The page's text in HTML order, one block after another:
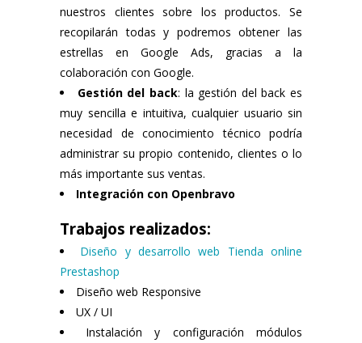
nuestros clientes sobre los productos. Se
recopilarán todas y podremos obtener las
estrellas en Google Ads, gracias a la
colaboración con Google.
Gestión del back: la gestión del back es
muy sencilla e intuitiva, cualquier usuario sin
necesidad de conocimiento técnico podría
administrar su propio contenido, clientes o lo
más importante sus ventas.
Integración con Openbravo
Trabajos realizados:
Diseño y desarrollo web Tienda online
Prestashop
Diseño web Responsive
UX / UI
Instalación y configuración módulos